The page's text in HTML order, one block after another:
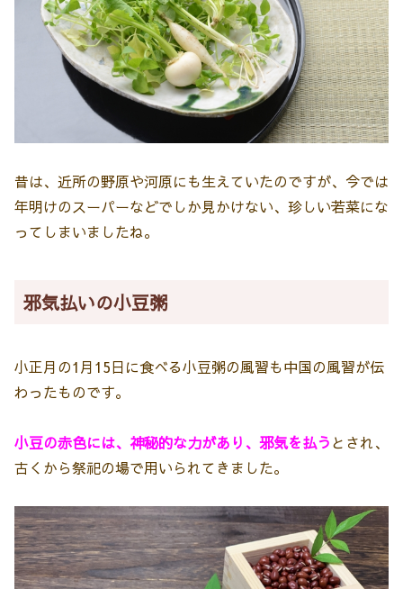
昔は、近所の野原や河原にも生えていたのですが、今では
年明けのスーパーなどでしか見かけない、珍しい若菜にな
ってしまいましたね。
邪気払いの小豆粥
小正月の1月15日に食べる小豆粥の風習も中国の風習が伝
わったものです。
小豆の赤色には、神秘的な力があり、邪気を払うとされ、
古くから祭祀の場で用いられてきました。